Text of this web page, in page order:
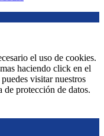
el uso de cookies.
haciendo click en el
visitar nuestros
de protección de datos.